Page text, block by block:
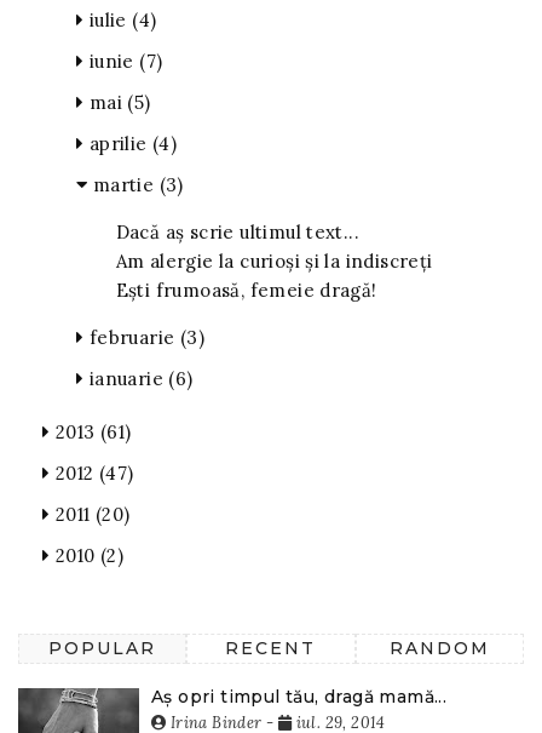
iulie (4)
iunie (7)
mai (5)
aprilie (4)
martie (3)
Dacă aș scrie ultimul text...
Am alergie la curioși și la indiscreți
Ești frumoasă, femeie dragă!
februarie (3)
ianuarie (6)
2013 (61)
2012 (47)
2011 (20)
2010 (2)
POPULAR RECENT RANDOM
Aș opri timpul tău, dragă mamă...
Irina Binder - iul. 29, 2014